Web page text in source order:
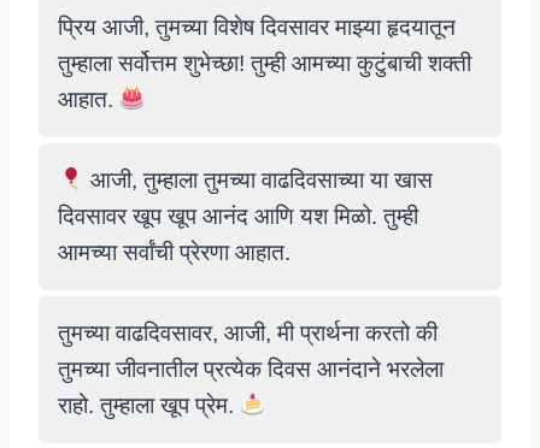
प्रिय आजी, तुमच्या विशेष दिवसावर माझ्या हृदयातून
तुम्हाला सर्वोत्तम शुभेच्छा! तुम्ही आमच्या कुटुंबाची शक्ती
आहात.
आजी, तुम्हाला तुमच्या वाढदिवसाच्या या खास
दिवसावर खूप खूप आनंद आणि यश मिळो. तुम्ही
आमच्या सर्वांची प्रेरणा आहात.
तुमच्या वाढदिवसावर, आजी, मी प्रार्थना करतो की
तुमच्या जीवनातील प्रत्येक दिवस आनंदाने भरलेला
राहो. तुम्हाला खूप प्रेम.